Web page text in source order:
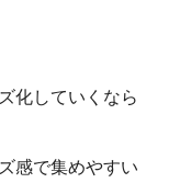
化していくなら
感で集めやすい